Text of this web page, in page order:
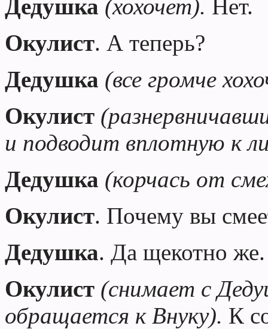
Дедушка (хохочет). Нет.
Окулист. А теперь?
Дедушка (все громче
Окулист
и подводит вплотную к
Дедушка (корчась от
Окулист. Почему вы
Дедушка. Да щекотно же.
Окулист (снимает с
обращается к Внуку). К